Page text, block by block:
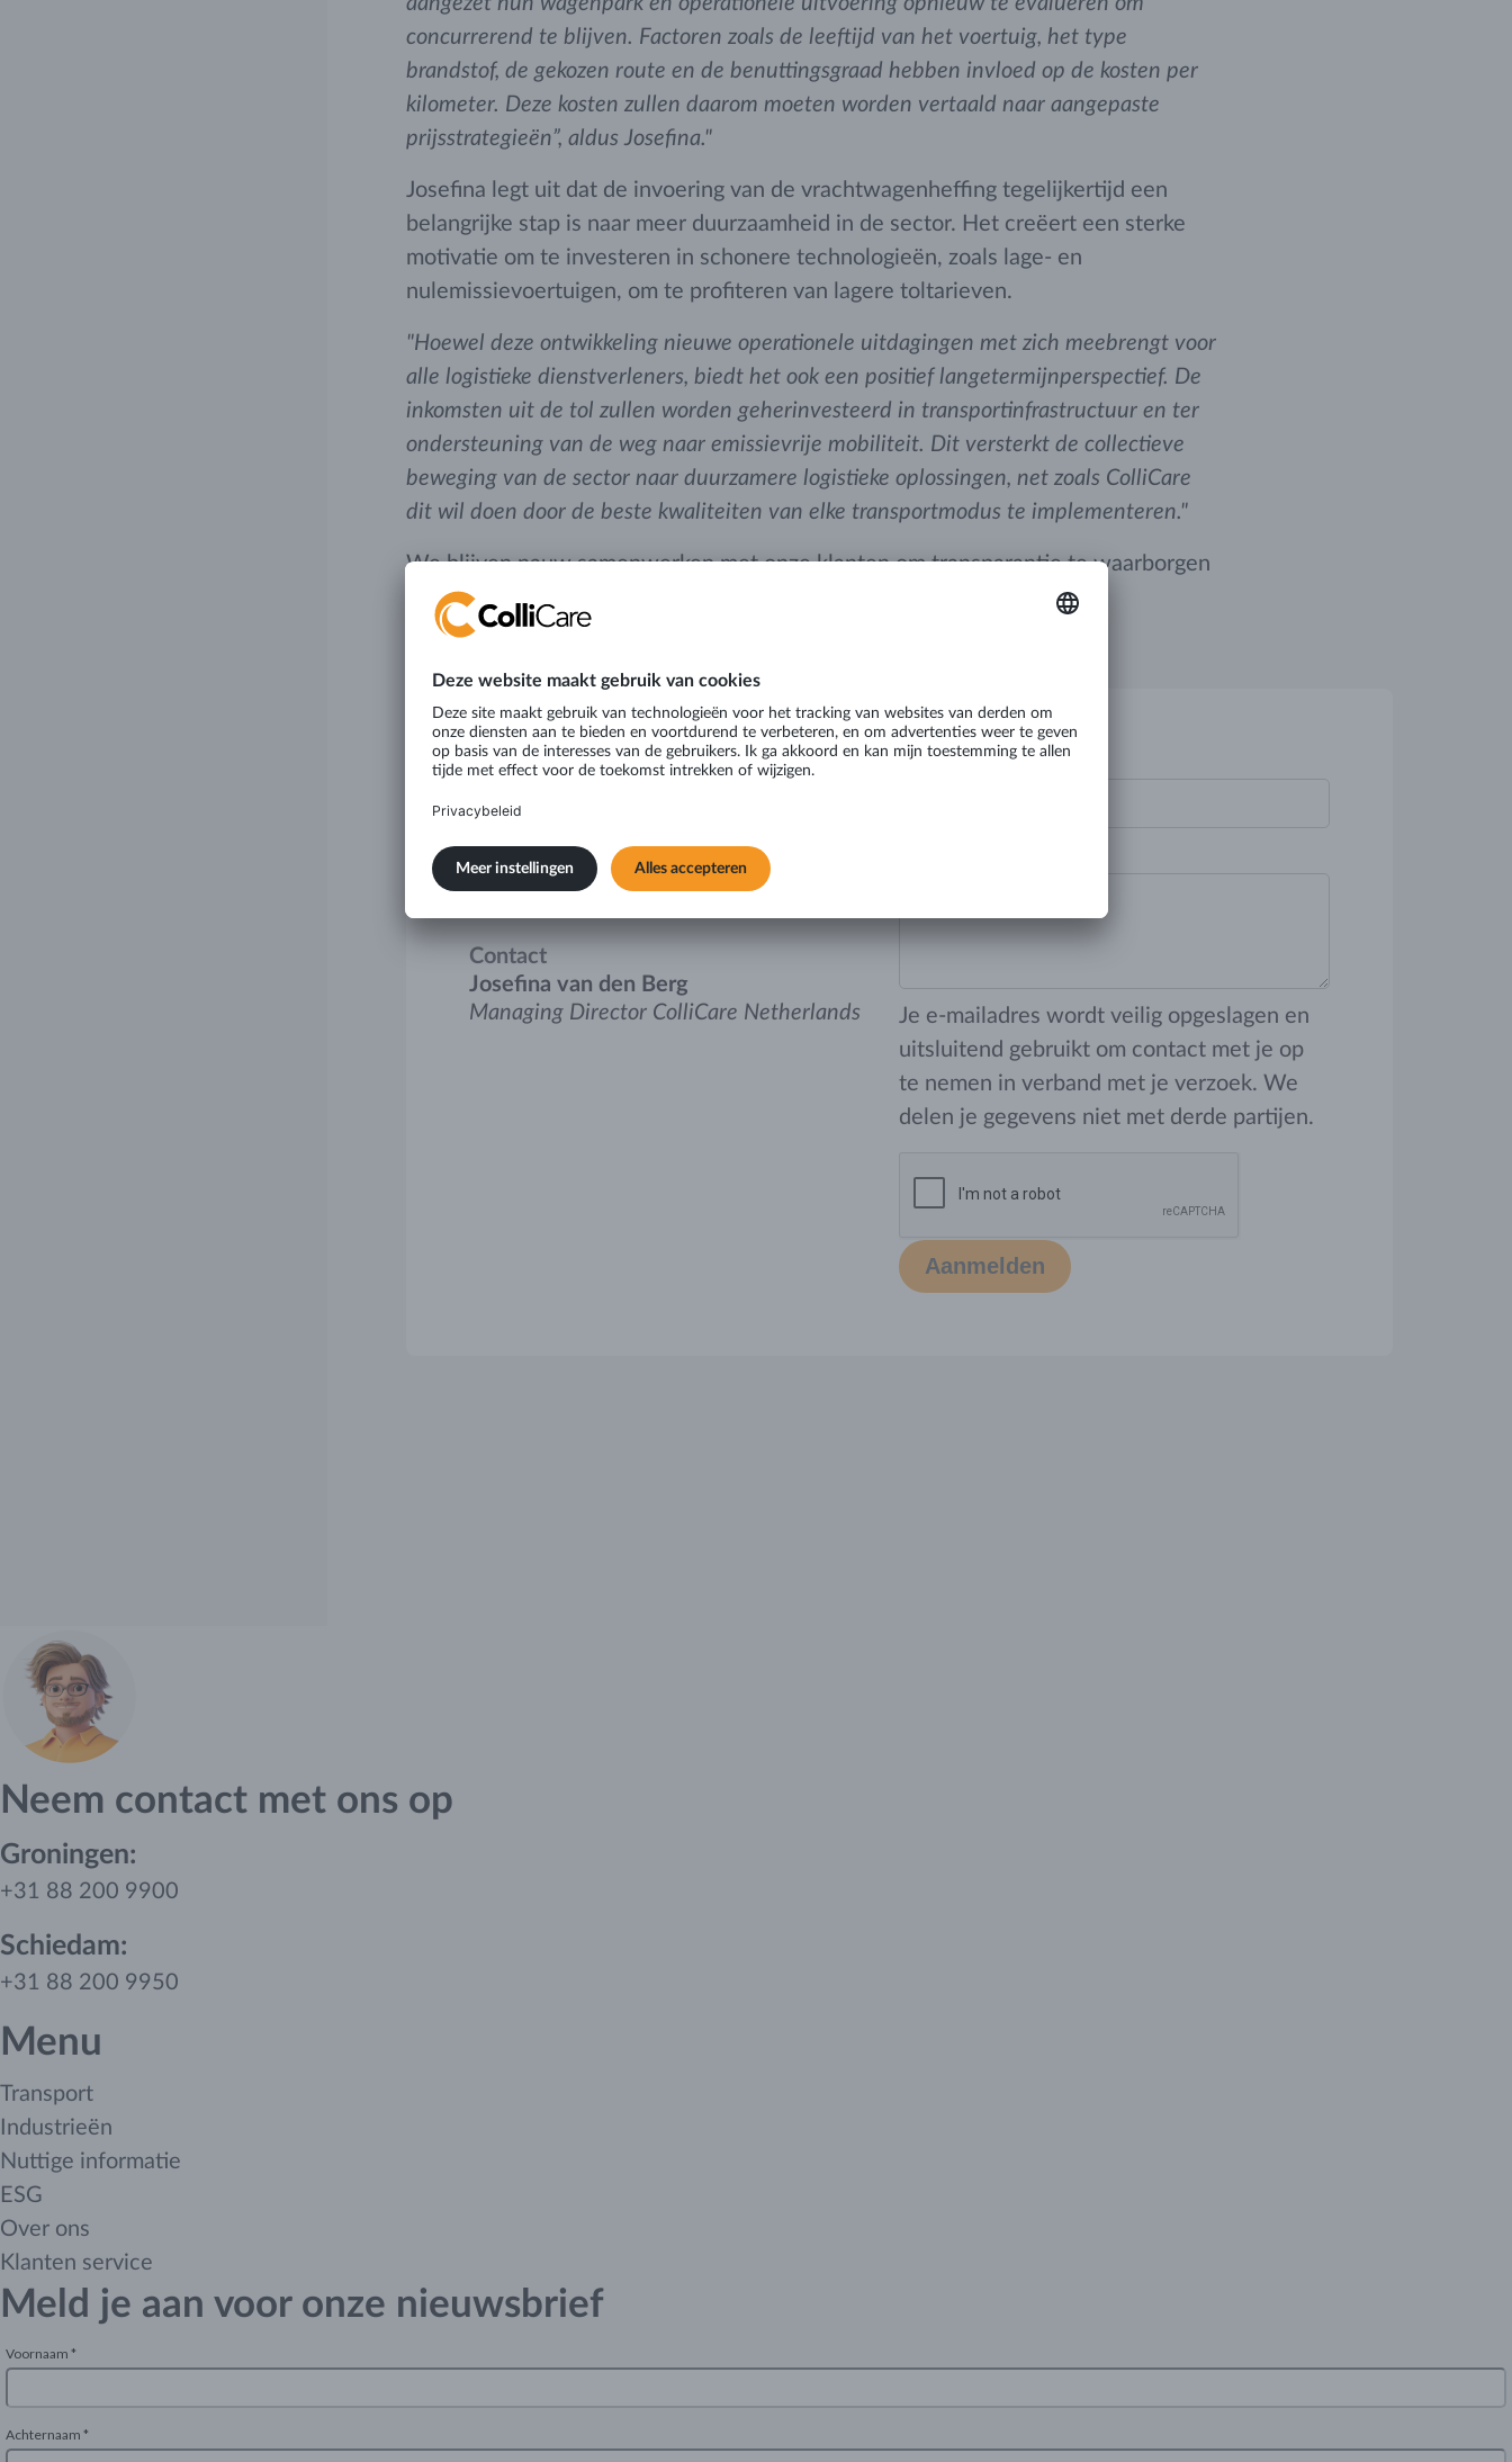
concurrerend te blijven. Factoren zoals de leeftijd van het voertuig, het type
brandstof, de gekozen route en de benuttingsgraad hebben invloed op de kosten per
kilometer. Deze kosten zullen daarom moeten worden vertaald naar aangepaste
prijsstrategieën”, aldus Josefina."
Josefina legt uit dat de invoering van de vrachtwagenheffing tegelijkertijd een
belangrijke stap is naar meer duurzaamheid in de sector. Het creëert een sterke
motivatie om te investeren in schonere technologieën, zoals lage- en
nulemissievoertuigen, om te profiteren van lagere toltarieven.
"Hoewel deze ontwikkeling nieuwe operationele uitdagingen met zich meebrengt voor
alle logistieke dienstverleners, biedt het ook een positief langetermijnperspectief. De
inkomsten uit de tol zullen worden geherinvesteerd in transportinfrastructuur en ter
ondersteuning van de weg naar emissievrije mobiliteit. Dit versterkt de collectieve
beweging van de sector naar duurzamere logistieke oplossingen, net zoals ColliCare
dit wil doen door de beste kwaliteiten van elke transportmodus te implementeren."
We blijven nauw samenwerken met onze klanten om transparantie te waarborgen
en het hoge serviceniveau te handhaven dat zij van ons verwachten.
Contact
Josefina van den Berg
Managing Director ColliCare Netherlands
Je e-mailadres
Je e-mailadres wordt veilig opgeslagen en
uitsluitend gebruikt om contact met je op
te nemen in verband met je verzoek. We
delen je gegevens niet met derde partijen.
Aanmelden
Neem contact met ons op
Groningen:
+31 88 200 9900
Schiedam:
+31 88 200 9950
Menu
Transport
Industrieën
Nuttige informatie
ESG
Over ons
Klanten service
Meld je aan voor onze nieuwsbrief